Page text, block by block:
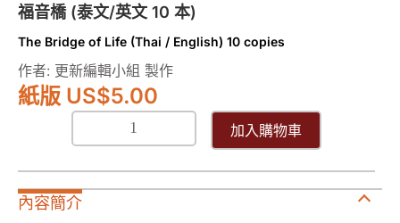
福音橋 (泰文/英文 10 本)
The Bridge of Life (Thai / English) 10 copies
作者: 更新編輯小組 製作
紙版 US$5.00
10
本)
量
加入購物車
內容簡介